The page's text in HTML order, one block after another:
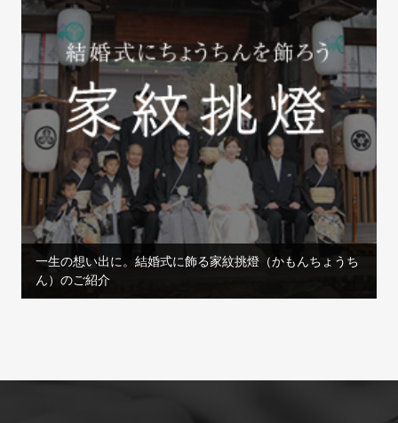
一生の想い出に。結婚式に飾る家紋挑燈（かもんちょうち
ん）のご紹介